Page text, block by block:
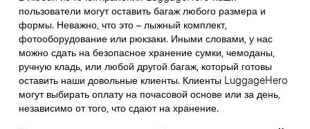
пользователи могут оставить багаж любого размера и
формы. Неважно, что это – лыжный комплект,
фотооборудование или рюкзаки. Иными словами, у нас
можно сдать на безопасное хранение сумки, чемоданы,
ручную кладь, или любой другой багаж, который готовы
оставить наши довольные клиенты. Клиенты LuggageHero
могут выбирать оплату на почасовой основе или за день,
независимо от того, что сдают на хранение.